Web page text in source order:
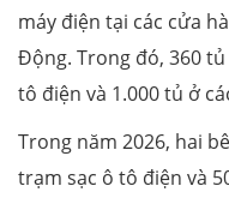
máy điện tại các cửa
Động. Trong đó, 360
tô điện và 1.000 tủ ở
Trong năm 2026, hai
trạm sạc ô tô điện và